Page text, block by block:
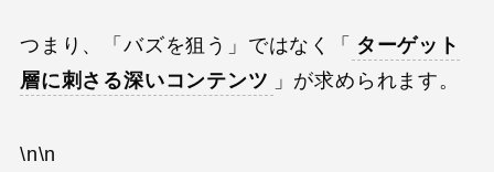
つまり、「バズを狙う」ではなく「
ターゲット
層に刺さる深いコンテンツ 」が求められます。
\n\n